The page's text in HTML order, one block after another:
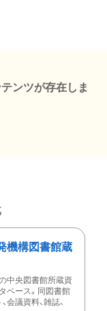
ンツが存在しま
機構図書館蔵
中央図書館所蔵資
ベース。同図書館
会議資料、雑誌、